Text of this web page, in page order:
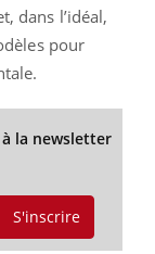
dans l’idéal,
pour
la newsletter
S'inscrire